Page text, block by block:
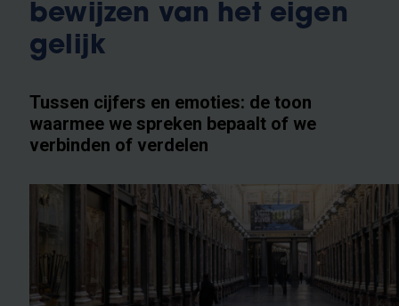
bewijzen van het eigen
gelijk
Tussen cijfers en emoties: de toon
waarmee we spreken bepaalt of we
verbinden of verdelen